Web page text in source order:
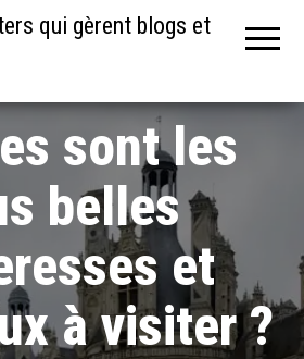
qui gèrent blogs et
sont les
belles
et
à visiter ?